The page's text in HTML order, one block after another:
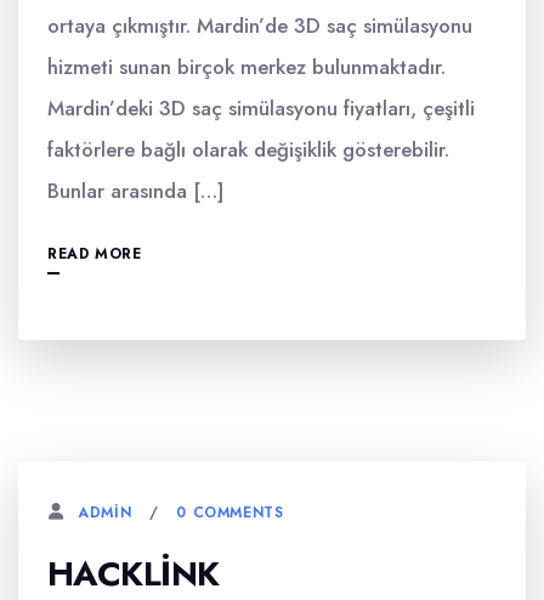
ortaya çıkmıştır. Mardin’de 3D saç simülasyonu
hizmeti sunan birçok merkez bulunmaktadır.
Mardin’deki 3D saç simülasyonu fiyatları, çeşitli
faktörlere bağlı olarak değişiklik gösterebilir.
Bunlar arasında […]
READ MORE
ADMIN 0 COMMENTS
HACKLINK